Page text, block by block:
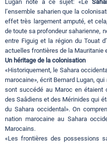
Lugan note à ce sujet: «Le
l’ensemble saharien que la
effet très largement amputé, et
de toute sa profondeur saharienne,
entre Figuig et la région du Touat
actuelles frontières de la Mauritanie
Un héritage de la colonisation
«Historiquement, le Sahara
marocaine», écrit Bernard Lugan,
sont succédé au Maroc en étaient
des Saâdiens et des Mérinides qui
du Sahara occidental». On
nation marocaine au Sahara
Marocains.
«Les frontières des possessions